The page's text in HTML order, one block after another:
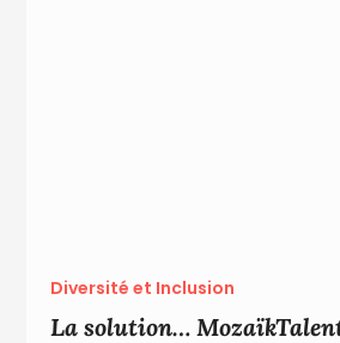
Diversité et Inclusion
La solution…